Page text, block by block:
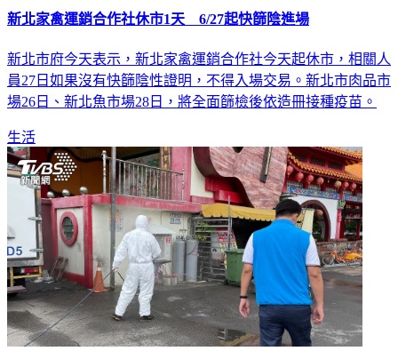
新北家禽運銷合作社休市1天 6/27起快篩陰進場
新北市府今天表示，新北家禽運銷合作社今天起休市，相關人
員27日如果沒有快篩陰性證明，不得入場交易。新北市肉品市
場26日、新北魚市場28日，將全面篩檢後依造冊接種疫苗。
生活